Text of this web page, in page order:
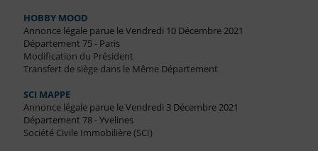
HOBBY MOOD
Annonce légale parue le Vendredi 10 Décembre 2021
Département 75 - Paris
Modification du Président
Transfert de siège dans le Même Département
SCI MAPPE
Annonce légale parue le Vendredi 3 Décembre 2021
Département 78 - Yvelines
Société Civile Immobilière (SCI)